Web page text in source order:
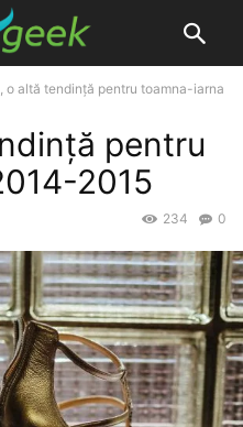
o altă tendință pentru toamna-iarna
pentru
2015
0
234